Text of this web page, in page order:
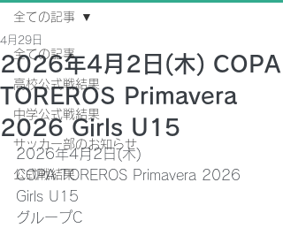
全ての記事
高校公式戦結果
中学公式戦結果
サッカー部のお知らせ
公式戦結果
全ての記事
2026年4月2日(木) COPA
TOREROS Primavera
2026 Girls U15
4月29日
2026年4月2日(木)
COPA TOREROS Primavera 2026
Girls U15
グループC